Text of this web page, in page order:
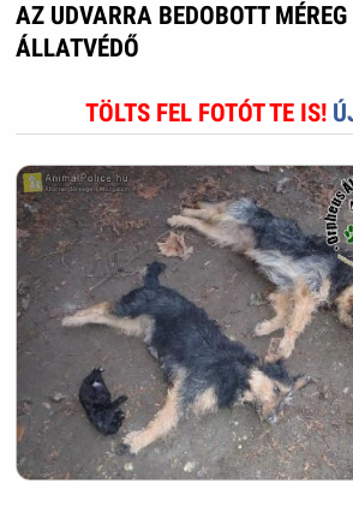
AZ UDVARRA BEDOBOTT
ÁLLATVÉDŐ
TÖLTS FEL FOTÓT TE IS!